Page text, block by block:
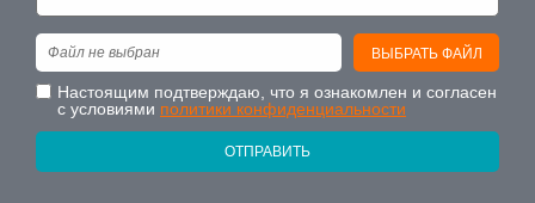
ВЫБРАТЬ ФАЙЛ
Файл не выбран
Настоящим подтверждаю, что я ознакомлен и согласен
с условиями политики конфиденциальности
ОТПРАВИТЬ